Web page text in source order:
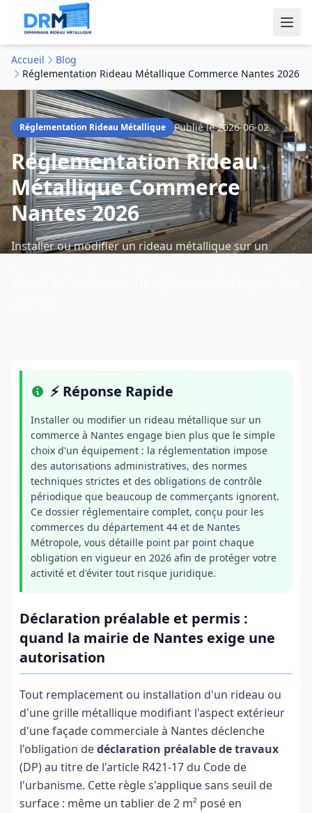
Accueil
Blog
Réglementation Rideau Métallique Commerce Nantes 2026
Réglementation Rideau Métallique Publié le2026-06-02
Réglementation Rideau
Métallique Commerce
Nantes 2026
Installer ou modifier un rideau métallique sur un
⚡ Réponse Rapide
Installer ou modifier un rideau métallique sur un
commerce à Nantes engage bien plus que le simple
choix d'un équipement : la réglementation impose
des autorisations administratives, des normes
techniques strictes et des obligations de contrôle
périodique que beaucoup de commerçants ignorent.
Ce dossier réglementaire complet, conçu pour les
commerces du département 44 et de Nantes
Métropole, vous détaille point par point chaque
obligation en vigueur en 2026 afin de protéger votre
activité et d'éviter tout risque juridique.
Déclaration préalable et permis :
quand la mairie de Nantes exige une
autorisation
Tout remplacement ou installation d'un rideau ou
d'une grille métallique modifiant l'aspect extérieur
d'une façade commerciale à Nantes déclenche
l'obligation dedéclaration préalable de travaux
(DP) au titre de l'article R421-17 du Code de
l'urbanisme. Cette règle s'applique sans seuil de
surface : même un tablier de 2 m² posé en